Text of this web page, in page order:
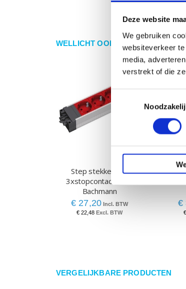
Deze website
We gebruiken
websiteverkeer
media,
verstrekt of die
Toestemmingsselectie
WELLICHT OOK IETS VOOR U?
Step stekkerblok
3xstopcontact rood
Bachmann
€ 27,20
€ 22,48
€
VERGELIJKBARE PRODUCTEN